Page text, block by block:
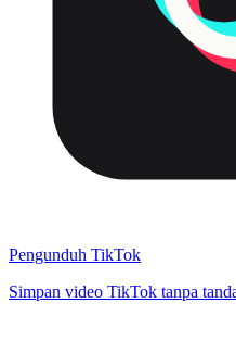
Pengunduh TikTok
Simpan video TikTok tanpa